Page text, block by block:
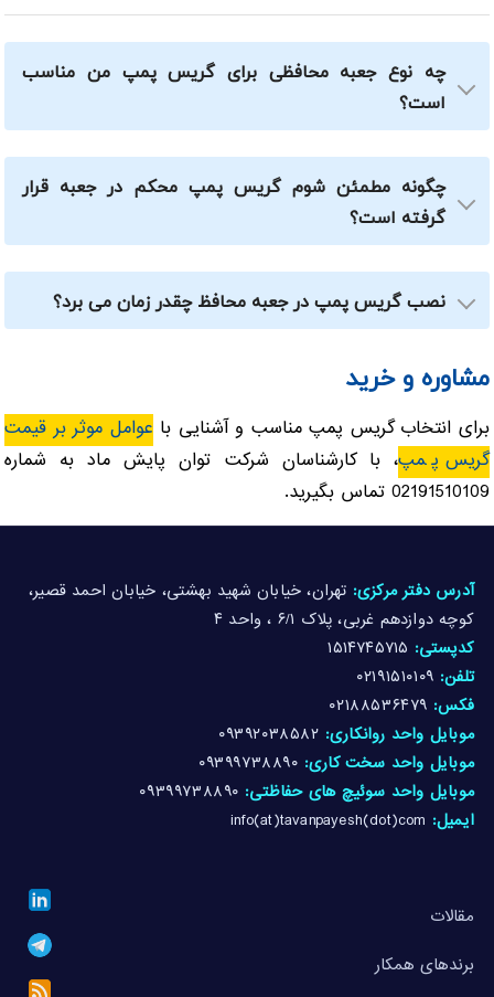
چه نوع جعبه محافظی برای گریس پمپ من مناسب
است؟
خروجی کابل برق و برای پمپ پنوماتیکی جعبه ای با خروجی
شیلنگ هوا انتخاب کنید.
چگونه مطمئن شوم گریس پمپ محکم در جعبه قرار
گرفته است؟
پس از چند روز کار، دوباره سفتی آن ها را کنترل کنید.
نصب گریس پمپ در جعبه محافظ چقدر زمان می برد؟
تا نیم ساعت انجام می شود.
مشاوره و خرید
برای انتخاب گریس پمپ مناسب و آشنایی با عوامل موثر بر قیمت
گریس پمپ، با کارشناسان شرکت توان پایش ماد به شماره
02191510109 تماس بگیرید.
مقالات
برندهای همکار
آدرس دفتر مرکزی: تهران، خیابان شهید بهشتی، خیابان احمد قصیر،
کوچه دوازدهم غربی، پلاک ۶/۱ ، واحد ۴
کدپستی: ۱۵۱۴۷۴۵۷۱۵
تلفن: ۰۲۱۹۱۵۱۰۱۰۹
فکس: ۰۲۱۸۸۵۳۶۴۷۹
موبایل واحد روانکاری: ۰۹۳۹۲۰۳۸۵۸۲
موبایل واحد سخت کاری: ۰۹۳۹۹۷۳۸۸۹۰
موبایل واحد سوئیچ های حفاظتی: ۰۹۳۹۹۷۳۸۸۹۰
ایمیل: info(at)tavanpayesh(dot)com